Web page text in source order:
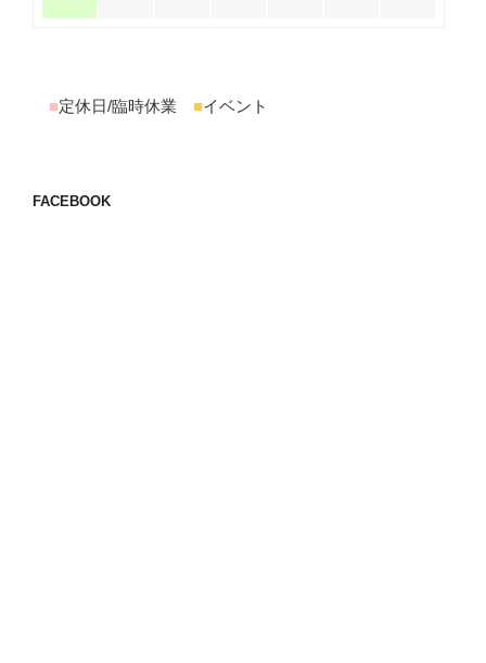
■定休日/臨時休業 ■イベント
FACEBOOK